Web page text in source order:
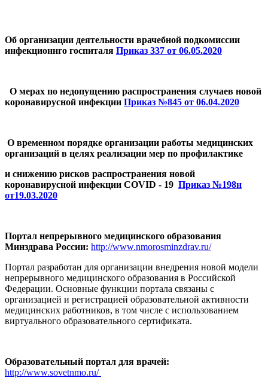
Об организации деятельности врачебной подкомиссии
инфекционнго госпиталя Приказ 337 от 06.05.2020
О мерах по недопущению распространения случаев новой
коронавирусной инфекции Приказ №845 от 06.04.2020
О временном порядке организации работы медицинских
организаций в целях реализации мер по профилактике
и снижению рисков распространения новой
коронавирусной инфекции COVID - 19 Приказ №198н
от19.03.2020
Портал непрерывного медицинского образования
Минздрава России: http://www.nmorosminzdrav.ru/
Портал разработан для организации внедрения новой модели
непрерывного медицинского образования в Российской
Федерации. Основные функции портала связаны с
организацией и регистрацией образовательной активности
медицинских работников, в том числе с использованием
виртуального образовательного сертификата.
Образовательный портал для врачей:
http://www.sovetnmo.ru/